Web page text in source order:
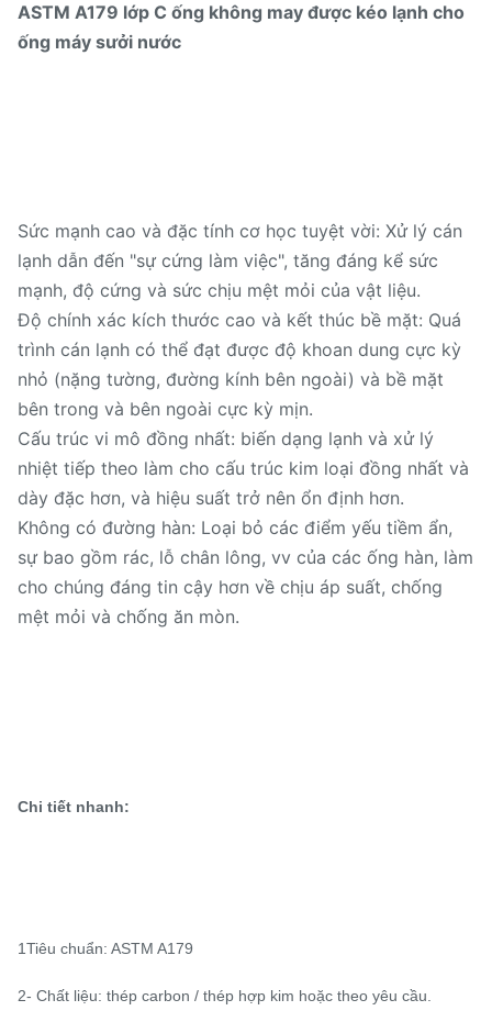
ASTM A179 lớp C ống không may được kéo lạnh cho
ống máy sưởi nước
Sức mạnh cao và đặc tính cơ học tuyệt vời: Xử lý cán
lạnh dẫn đến "sự cứng làm việc", tăng đáng kể sức
mạnh, độ cứng và sức chịu mệt mỏi của vật liệu.
Độ chính xác kích thước cao và kết thúc bề mặt: Quá
trình cán lạnh có thể đạt được độ khoan dung cực kỳ
nhỏ (nặng tường, đường kính bên ngoài) và bề mặt
bên trong và bên ngoài cực kỳ mịn.
Cấu trúc vi mô đồng nhất: biến dạng lạnh và xử lý
nhiệt tiếp theo làm cho cấu trúc kim loại đồng nhất và
dày đặc hơn, và hiệu suất trở nên ổn định hơn.
Không có đường hàn: Loại bỏ các điểm yếu tiềm ẩn,
sự bao gồm rác, lỗ chân lông, vv của các ống hàn, làm
cho chúng đáng tin cậy hơn về chịu áp suất, chống
mệt mỏi và chống ăn mòn.
Chi tiết nhanh:
1Tiêu chuẩn: ASTM A179
2- Chất liệu: thép carbon / thép hợp kim hoặc theo yêu cầu.